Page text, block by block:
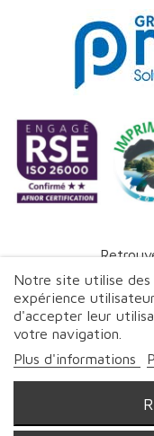
Notre site utilise des
expérience
d'accepter leur
votre navigation.
Plus d'informations
© Proebo -